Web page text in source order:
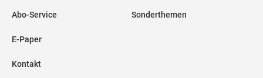
Abo-Service
E-Paper
Kontakt
Sonderthemen